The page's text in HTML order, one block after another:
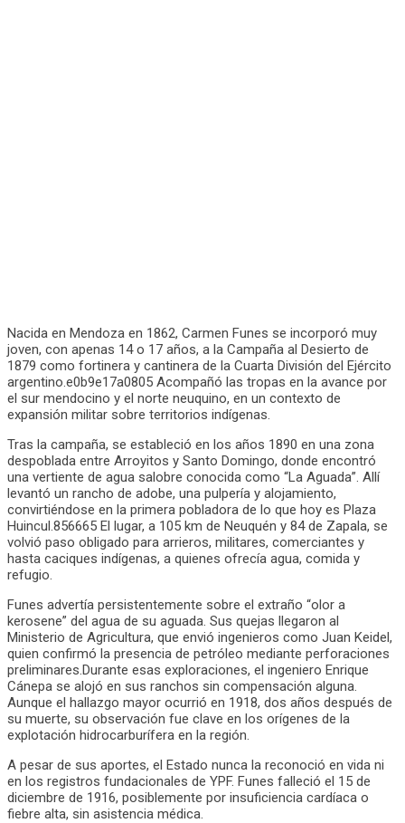
Nacida en Mendoza en 1862, Carmen Funes se incorporó muy
joven, con apenas 14 o 17 años, a la Campaña al Desierto de
1879 como fortinera y cantinera de la Cuarta División del Ejército
argentino.e0b9e17a0805 Acompañó las tropas en la avance por
el sur mendocino y el norte neuquino, en un contexto de
expansión militar sobre territorios indígenas.
Tras la campaña, se estableció en los años 1890 en una zona
despoblada entre Arroyitos y Santo Domingo, donde encontró
una vertiente de agua salobre conocida como “La Aguada”. Allí
levantó un rancho de adobe, una pulpería y alojamiento,
convirtiéndose en la primera pobladora de lo que hoy es Plaza
Huincul.856665 El lugar, a 105 km de Neuquén y 84 de Zapala, se
volvió paso obligado para arrieros, militares, comerciantes y
hasta caciques indígenas, a quienes ofrecía agua, comida y
refugio.
Funes advertía persistentemente sobre el extraño “olor a
kerosene” del agua de su aguada. Sus quejas llegaron al
Ministerio de Agricultura, que envió ingenieros como Juan Keidel,
quien confirmó la presencia de petróleo mediante perforaciones
preliminares.Durante esas exploraciones, el ingeniero Enrique
Cánepa se alojó en sus ranchos sin compensación alguna.
Aunque el hallazgo mayor ocurrió en 1918, dos años después de
su muerte, su observación fue clave en los orígenes de la
explotación hidrocarburífera en la región.
A pesar de sus aportes, el Estado nunca la reconoció en vida ni
en los registros fundacionales de YPF. Funes falleció el 15 de
diciembre de 1916, posiblemente por insuficiencia cardíaca o
fiebre alta, sin asistencia médica.